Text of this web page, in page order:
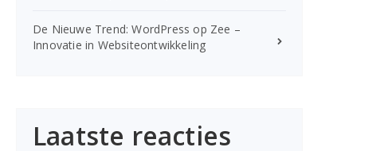
De Nieuwe Trend: WordPress op Zee –
Innovatie in Websiteontwikkeling
Laatste reacties